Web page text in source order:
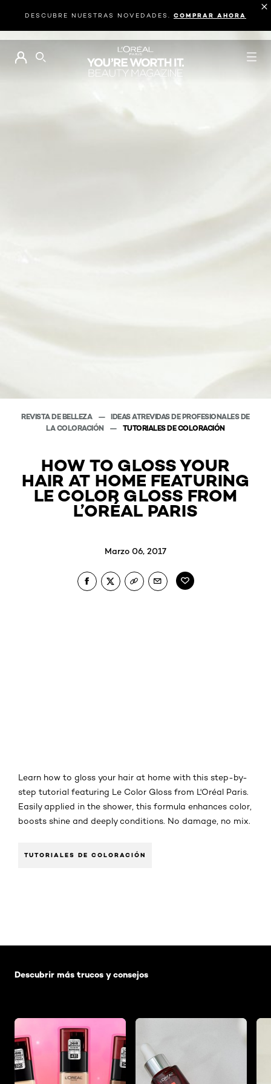
DESCUBRE NUESTRAS NOVEDADES. COMPRAR AHORA
BUSCAR
REVISTA DE BELLEZA
IDEAS ATREVIDAS DE PROFESIONALES DE
LA COLORACIÓN
TUTORIALES DE COLORACIÓN
HOW TO GLOSS YOUR
HAIR AT HOME FEATURING
LE COLOR GLOSS FROM
L’ORÉAL PARIS
Marzo 06, 2017
Learn how to gloss your hair at home with this step-by-
step tutorial featuring Le Color Gloss from L'Oréal Paris.
Easily applied in the shower, this formula enhances color,
boosts shine and deeply conditions. No damage, no mix.
TUTORIALES DE COLORACIÓN
Descubrir más trucos y consejos